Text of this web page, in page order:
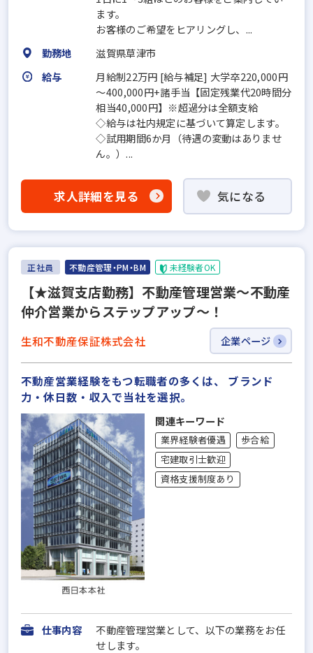
ます。
お客様のご希望をヒアリングし、...
勤務地
滋賀県草津市
給与
月給制22万円 [給与補足] 大学卒220,000円
～400,000円+諸手当【固定残業代20時間分
相当40,000円】※超過分は全額支給
◇給与は社内規定に基づいて算定します。
◇試用期間6か月（待遇の変動はありませ
ん。）...
求人詳細を見る 気になる
正社員 不動産管理・PM・BM 未経験者OK
【★滋賀支店勤務】不動産管理営業〜不動産
仲介営業からステップアップ〜！
生和不動産保証株式会社 企業ページ
不動産営業経験をもつ転職者の多くは、 ブランド
力・休日数・収入で当社を選択。
関連キーワード
業界経験者優遇
歩合給
宅建取引士歓迎
資格支援制度あり
仕事内容
不動産管理営業として、以下の業務をお任
せします。